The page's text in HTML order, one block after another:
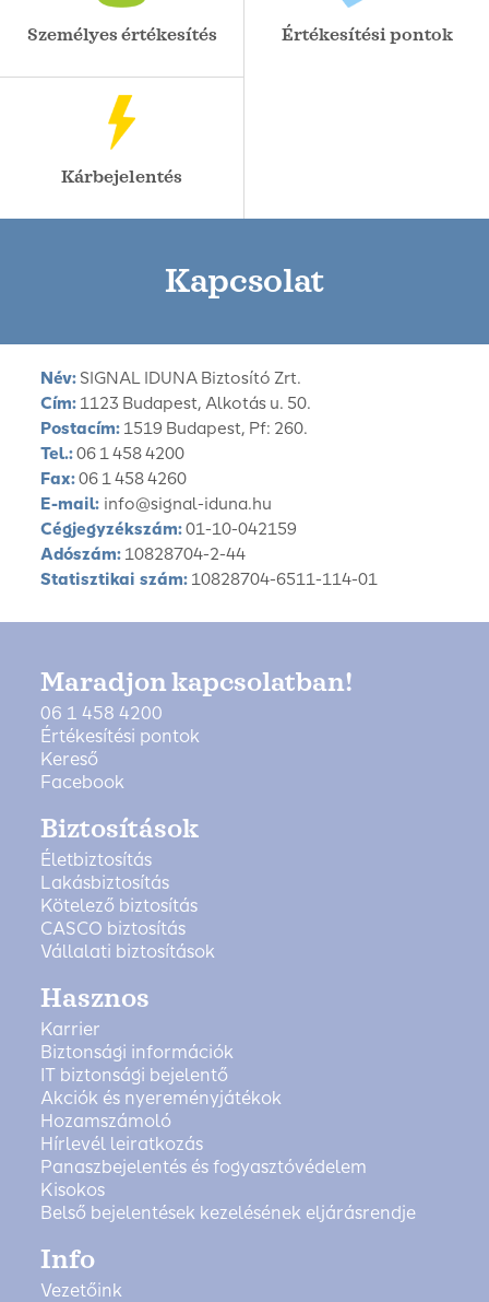
Személyes értékesítés Értékesítési pontok
Kárbejelentés
Kapcsolat
Név: SIGNAL IDUNA Biztosító Zrt.
Cím: 1123 Budapest, Alkotás u. 50.
Postacím: 1519 Budapest, Pf: 260.
Tel.:06 1 458 4200
Fax:06 1 458 4260
E-mail: info@signal-iduna.hu
Cégjegyzékszám:01-10-042159
Adószám: 10828704-2-44
Statisztikai szám: 10828704-6511-114-01
Maradjon kapcsolatban!
06 1 458 4200
Értékesítési pontok
Kereső
Facebook
Biztosítások
Életbiztosítás
Lakásbiztosítás
Kötelező biztosítás
CASCO biztosítás
Vállalati biztosítások
Hasznos
Karrier
Biztonsági információk
IT biztonsági bejelentő
Akciók és nyereményjátékok
Hozamszámoló
Hírlevél leiratkozás
Panaszbejelentés és fogyasztóvédelem
Kisokos
Belső bejelentések kezelésének eljárásrendje
Info
Vezetőink